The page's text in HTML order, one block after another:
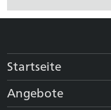
Startseite
Angebote